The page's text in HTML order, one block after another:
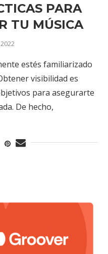
PARA
TU MÚSICA
estés familiarizado
visibilidad es
para asegurarte
De hecho,